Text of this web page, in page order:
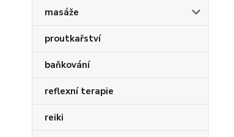
masáže
proutkařství
baňkování
reflexní terapie
reiki